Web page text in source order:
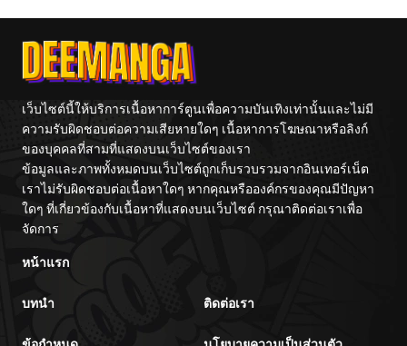
จักรพรรดิเทพดาบ
ผงาดเหนือชาติภพ
เว็บไซต์นี้ให้บริการเนื้อหาการ์ตูนเพื่อความบันเทิงเท่านั้นและไม่มี
ความรับผิดชอบต่อความเสียหายใดๆ เนื้อหาการโฆษณาหรือลิงก์
ของบุคคลที่สามที่แสดงบนเว็บไซต์ของเรา
ข้อมูลและภาพทั้งหมดบนเว็บไซต์ถูกเก็บรวบรวมจากอินเทอร์เน็ต
เราไม่รับผิดชอบต่อเนื้อหาใดๆ หากคุณหรือองค์กรของคุณมีปัญหา
ใดๆ ที่เกี่ยวข้องกับเนื้อหาที่แสดงบนเว็บไซต์ กรุณาติดต่อเราเพื่อ
จัดการ
หน้าแรก
บทนำ ติดต่อเรา